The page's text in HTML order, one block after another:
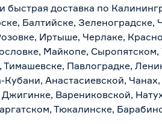
доставка по
Балтийске,
Иртыше, Черлаке,
Майкопе,
Павлоградке,
Анастасиевской,
Варениковской,
Тюкалинске,